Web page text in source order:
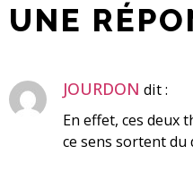
UNE
JOURDON dit :
En effet, ces deux
ce sens sortent du